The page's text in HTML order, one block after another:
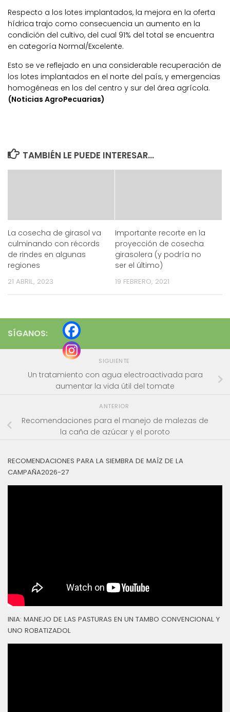
Respecto a los lotes implantados, la mejora en la oferta
hídrica trajo como consecuencia un aumento en la
condición del cultivo, del cual 91% del total se encuentra
en categoría Normal/Excelente.
Esto se ve reflejado en una considerable recuperación de
los lotes implantados en el norte del país, y emergencias
homogéneas en los del centro y sur del área agrícola.
(Noticias AgroPecuarias)
TAMBIÉN LE PUEDE INTERESAR...
La cosecha de girasol va
culminando con récords
de rindes en algunas
regiones
21 ABRIL, 2023
Importante recorte en la
proyección de cosecha
girasolera (y podría no
ser el último)
19 FEBRERO, 2021
SÍGANOS:
SIGUIENTE
Un tratamiento con agua electroactivada para
aumentar la vida útil del tomate
ANTERIOR
Recomendaciones para el manejo de malezas de
la caña de azúcar y el poroto
RECOMENDACIONES PARA LA SIEMBRA DE MAÍZ DE LA
CAMPAÑA2026-27
INIA: MANEJO DE LAS PASTURAS EN UN TAMBO CONVENCIONAL Y
UNO ROBATIZADOL